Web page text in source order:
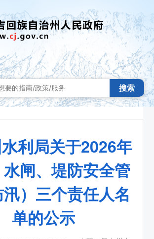
搜索
利局关于2026年
闸、堤防安全管
）三个责任人名
单的公示